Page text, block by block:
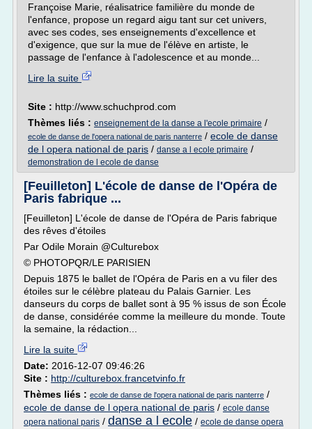
Françoise Marie, réalisatrice familière du monde de
l'enfance, propose un regard aigu tant sur cet univers,
avec ses codes, ses enseignements d'excellence et
d'exigence, que sur la mue de l'élève en artiste, le
passage de l'enfance à l'adolescence et au monde...
Lire la suite
Site : http://www.schuchprod.com
Thèmes liés : enseignement de la danse a l'ecole primaire /
ecole de danse de l'opera national de paris nanterre / ecole de danse
de l opera national de paris / danse a l ecole primaire /
demonstration de l ecole de danse
[Feuilleton] L'école de danse de l'Opéra de
Paris fabrique ...
[Feuilleton] L'école de danse de l'Opéra de Paris fabrique
des rêves d'étoiles
Par Odile Morain @Culturebox
© PHOTOPQR/LE PARISIEN
Depuis 1875 le ballet de l'Opéra de Paris en a vu filer des
étoiles sur le célèbre plateau du Palais Garnier. Les
danseurs du corps de ballet sont à 95 % issus de son École
de danse, considérée comme la meilleure du monde. Toute
la semaine, la rédaction...
Lire la suite
Date: 2016-12-07 09:46:26
Site : http://culturebox.francetvinfo.fr
Thèmes liés : ecole de danse de l'opera national de paris nanterre /
ecole de danse de l opera national de paris / ecole danse
opera national paris / danse a l ecole / ecole de danse opera